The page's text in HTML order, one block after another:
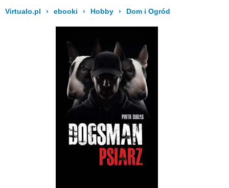
Virtualo.pl › ebooki › Hobby › Dom i Ogród